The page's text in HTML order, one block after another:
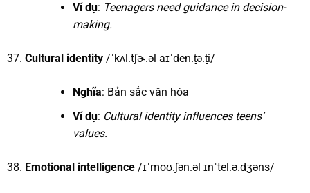
Ví dụ: Teenagers need guidance in decision-
making.
Cultural identity/ˈkʌl.tʃɚ.əl aɪˈden.t̬ə.t̬i/
Nghĩa: Bản sắc văn hóa
Ví dụ: Cultural identity influences teens’
values.
Emotional intelligence/ɪˈmoʊ.ʃən.əl ɪnˈtel.ə.dʒəns/